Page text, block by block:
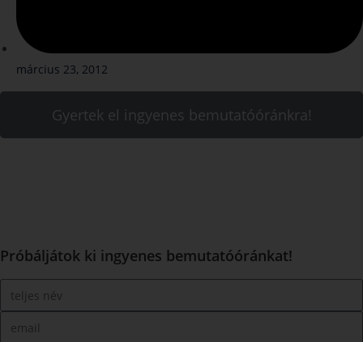
március 23, 2012
Gyertek el ingyenes bemutatóóránkra!
Próbáljátok ki ingyenes bemutatóóránkat!